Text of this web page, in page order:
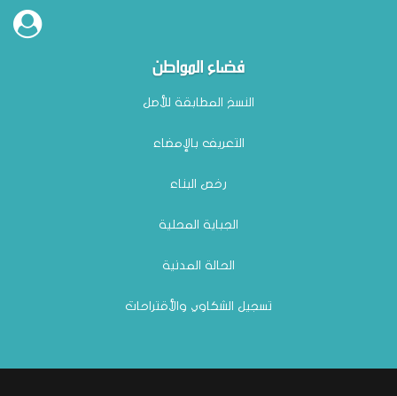
فضاء المواطن
النسخ المطابقة للأصل
التعريف بالإمضاء
رخص البناء
الجباية المحلية
الحالة المدنية
تسجيل الشكاوي والأقتراحات